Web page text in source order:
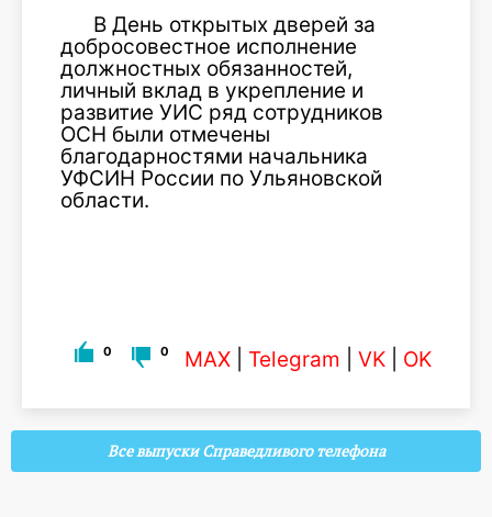
В День открытых дверей за
добросовестное исполнение
должностных обязанностей,
личный вклад в укрепление и
развитие УИС ряд сотрудников
ОСН были отмечены
благодарностями начальника
УФСИН России по Ульяновской
области.
0 0 MAX Telegram VK OK
Все выпуски Справедливого телефона